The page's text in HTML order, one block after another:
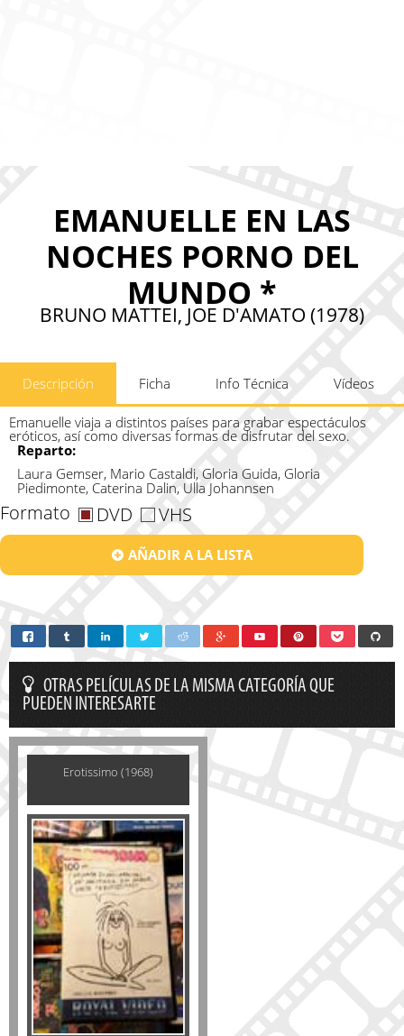
EMANUELLE EN LAS
NOCHES PORNO DEL
MUNDO *
BRUNO MATTEI, JOE D'AMATO (1978)
Descripción Ficha Info Técnica Vídeos
Emanuelle viaja a distintos países para grabar espectáculos
eróticos, así como diversas formas de disfrutar del sexo.
Reparto:
Laura Gemser, Mario Castaldi, Gloria Guida, Gloria
Piedimonte, Caterina Dalin, Ulla Johannsen
Formato DVD VHS
AÑADIR A LA LISTA
OTRAS PELÍCULAS DE LA MISMA CATEGORÍA QUE
PUEDEN INTERESARTE
Erotissimo (1968)